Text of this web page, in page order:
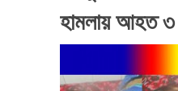
হামলায় আহত ৩